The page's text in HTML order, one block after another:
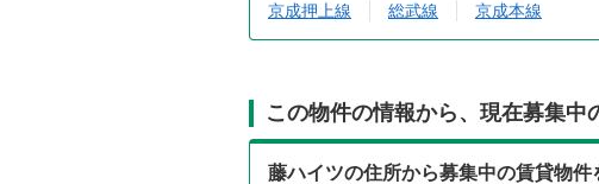
京成押上線 総武線 京成本線
この物件の情報から、現在募集中
藤ハイツの住所から募集中の賃貸物件